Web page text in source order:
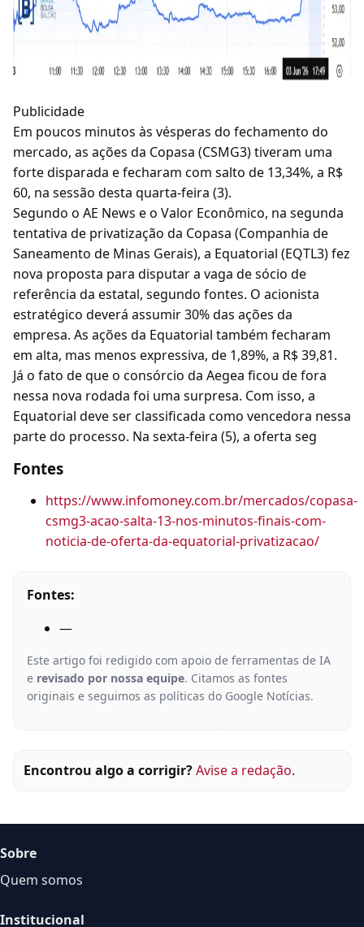
Publicidade
Em poucos minutos às vésperas do fechamento do
mercado, as ações da Copasa (CSMG3) tiveram uma
forte disparada e fecharam com salto de 13,34%, a R$
60, na sessão desta quarta-feira (3).
Segundo o AE News e o Valor Econômico, na segunda
tentativa de privatização da Copasa (Companhia de
Saneamento de Minas Gerais), a Equatorial (EQTL3) fez
nova proposta para disputar a vaga de sócio de
referência da estatal, segundo fontes. O acionista
estratégico deverá assumir 30% das ações da
empresa. As ações da Equatorial também fecharam
em alta, mas menos expressiva, de 1,89%, a R$ 39,81.
Já o fato de que o consórcio da Aegea ficou de fora
nessa nova rodada foi uma surpresa. Com isso, a
Equatorial deve ser classificada como vencedora nessa
parte do processo. Na sexta-feira (5), a oferta seg
Fontes
https://www.infomoney.com.br/mercados/copasa-
csmg3-acao-salta-13-nos-minutos-finais-com-
noticia-de-oferta-da-equatorial-privatizacao/
Fontes:
—
Este artigo foi redigido com apoio de ferramentas de IA
e revisado por nossa equipe. Citamos as fontes
originais e seguimos as políticas do Google Notícias.
Encontrou algo a corrigir?Avise a redação.
Sobre
Quem somos
Institucional